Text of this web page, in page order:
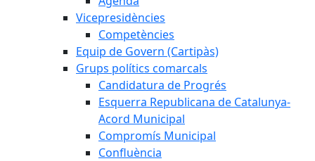
Vicepresidències
Competències
Equip de Govern (Cartipàs)
Grups polítics comarcals
Candidatura de Progrés
Esquerra Republicana de Catalunya-
Acord Municipal
Compromís Municipal
Confluència